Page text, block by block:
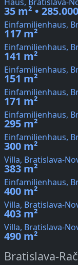
35 m² •
Einfamilienhaus,
117 m²
Einfamilienhaus,
141 m²
Einfamilienhaus,
151 m²
Einfamilienhaus,
171 m²
Einfamilienhaus,
295 m²
Einfamilienhaus,
300 m²
Villa, Bratislava-
383 m²
Einfamilienhaus,
400 m²
Villa, Bratislava-
403 m²
Villa, Bratislava-
490 m²
Bratislava-